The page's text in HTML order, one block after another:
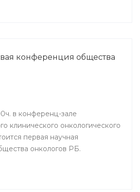
Гумерова.
конференция общества
в конференц-зале
клинического онкологического
первая научная
онкологов РБ.